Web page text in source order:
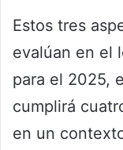
Estos tres
evalúan en el
para el 2025,
cumplirá
en un